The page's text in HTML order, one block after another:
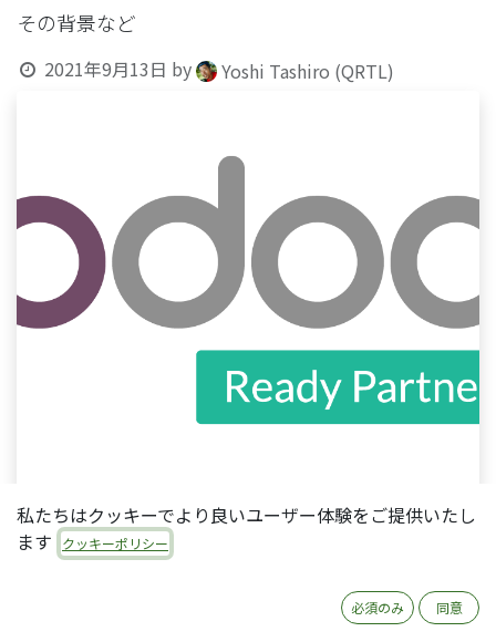
その背景など
2021年9月13日 by Yoshi Tashiro (QRTL)
ましたが、私たちコタエルは2021年8月より、あら
私たちはクッキーでより良いユーザー体験をご提供いたし
ます
クッキーポリシー
必須のみ 同意